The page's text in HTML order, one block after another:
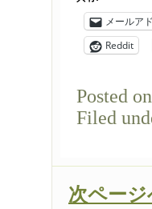
メールア
Reddit
Posted on
Filed
次ペー